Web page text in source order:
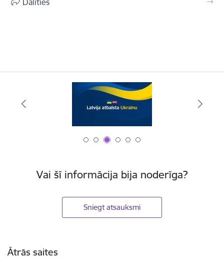
Vai šī informācija bija noderīga?
Sniegt atsauksmi
Ātrās saites